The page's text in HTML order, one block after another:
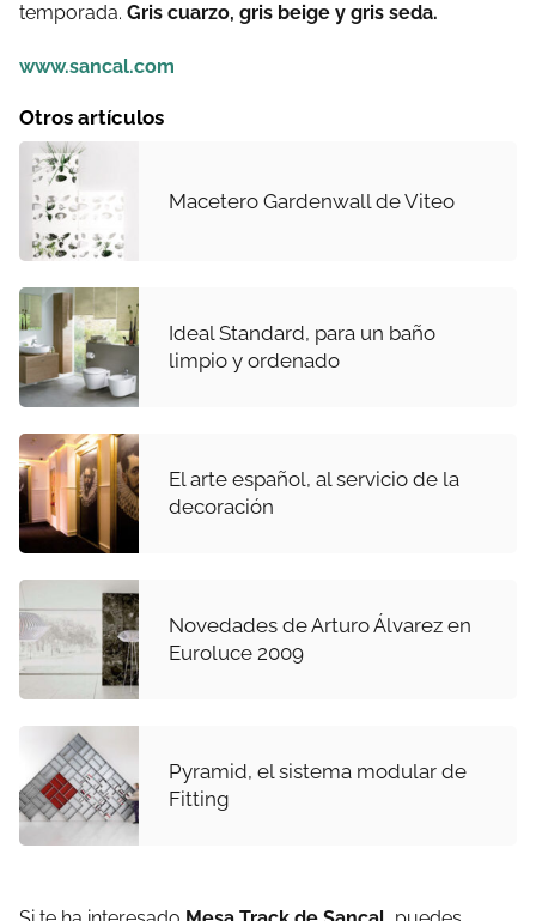
temporada. Gris cuarzo, gris beige y gris seda.
www.sancal.com
Otros artículos
Macetero Gardenwall de Viteo
Ideal Standard, para un baño
limpio y ordenado
El arte español, al servicio de la
decoración
Novedades de Arturo Álvarez en
Euroluce 2009
Pyramid, el sistema modular de
Fitting